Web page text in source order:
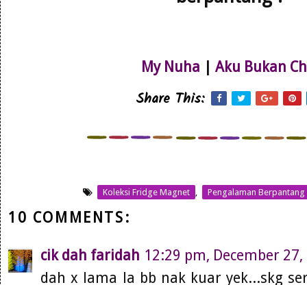
My Nuha | Aku Bukan
Share This:
Koleksi Fridge Magnet Pengalaman Berpantang
10 COMMENTS:
cik dah faridah 12:29 pm, December 27,
dah x lama la bb nak kuar yek...skg